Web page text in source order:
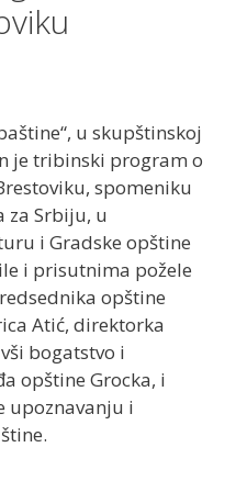
u skupštinskoj
je tribinski program o
spomeniku
za Srbiju, u
i Gradske opštine
i prisutnima požele
opštine
Atić, direktorka
bogatstvo i
opštine Grocka, i
upoznavanju i